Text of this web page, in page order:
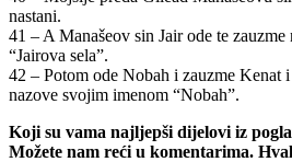
nastani.
41 – A Manašeov sin Jair ode te
“Jairova sela”.
42 – Potom ode Nobah i zauzme Kenat
nazove svojim imenom “Nobah”.
Koji su vama najljepši dijelovi iz
Možete nam reći u komentarima.